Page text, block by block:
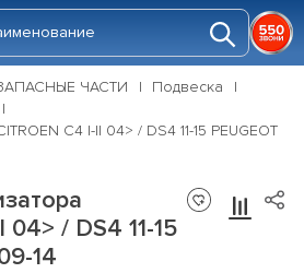
ЧАСТИ
Подвеска
C4 I-II 04> / DS4 11-15 PEUGEOT
04> / DS4 11-15
14